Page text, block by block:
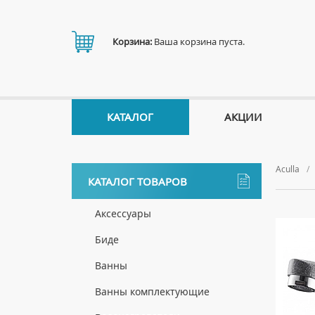
Aculla
КАТАЛОГ ТОВАРОВ
Аксессуары
ДЕРЖАТЕЛИ
Биде
НАПОЛЬНЫЕ БИДЕ
Ванны
АКРИЛОВЫЕ ВАННЫ
Ванны комплектующие
Корзина: Ваша корзина пуста.
КАТАЛОГ АКЦИИ